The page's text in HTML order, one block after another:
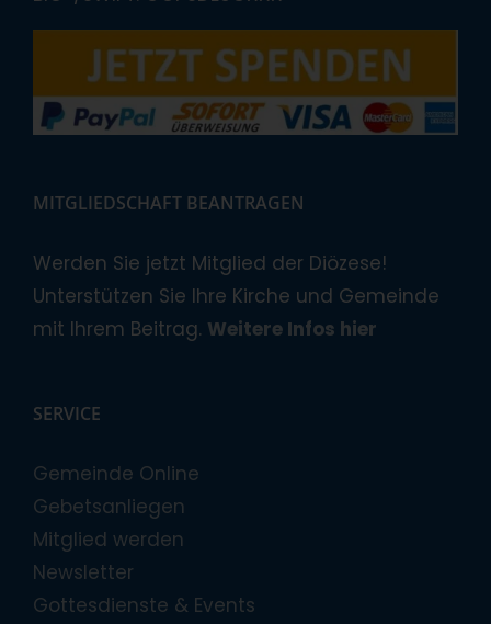
MITGLIEDSCHAFT BEANTRAGEN
Werden Sie jetzt Mitglied der Diözese!
Unterstützen Sie Ihre Kirche und Gemeinde
mit Ihrem Beitrag. Weitere Infos hier
SERVICE
Gemeinde Online
Gebetsanliegen
Mitglied werden
Newsletter
Gottesdienste & Events